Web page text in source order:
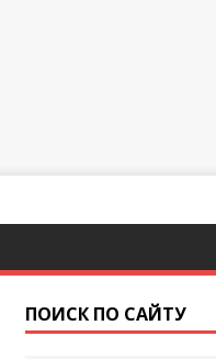
ПОИСК ПО САЙТУ